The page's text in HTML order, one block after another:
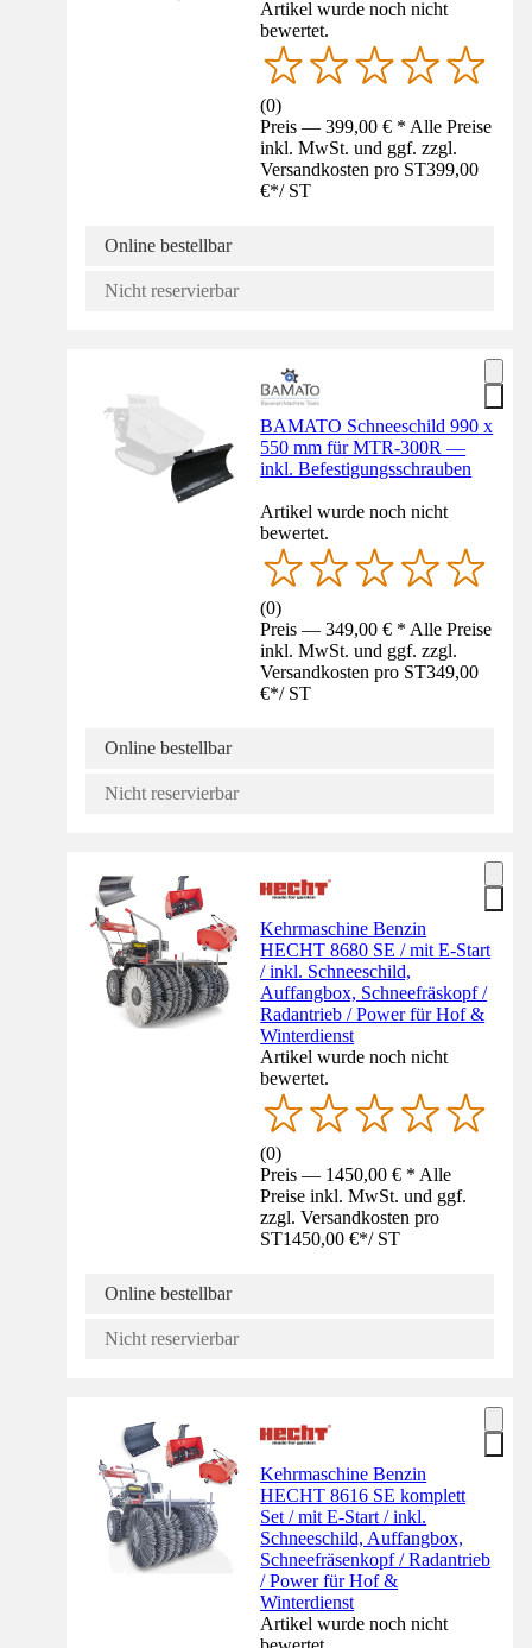
Artikel wurde noch nicht
bewertet.
(0)
Preis — 399,00 € * Alle Preise
inkl. MwSt. und ggf. zzgl.
Versandkosten pro ST399,00
€*/ ST
Online bestellbar
Nicht reservierbar
BAMATO Schneeschild 990 x
550 mm für MTR-300R —
inkl. Befestigungsschrauben
Artikel wurde noch nicht
bewertet.
(0)
Preis — 349,00 € * Alle Preise
inkl. MwSt. und ggf. zzgl.
Versandkosten pro ST349,00
€*/ ST
Online bestellbar
Nicht reservierbar
Kehrmaschine Benzin
HECHT 8680 SE / mit E-Start
/ inkl. Schneeschild,
Auffangbox, Schneefräskopf /
Radantrieb / Power für Hof &
Winterdienst
Artikel wurde noch nicht
bewertet.
(0)
Preis — 1450,00 € * Alle
Preise inkl. MwSt. und ggf.
zzgl. Versandkosten pro
ST1450,00 €*/ ST
Online bestellbar
Nicht reservierbar
Kehrmaschine Benzin
HECHT 8616 SE komplett
Set / mit E-Start / inkl.
Schneeschild, Auffangbox,
Schneefräsenkopf / Radantrieb
/ Power für Hof &
Winterdienst
Artikel wurde noch nicht